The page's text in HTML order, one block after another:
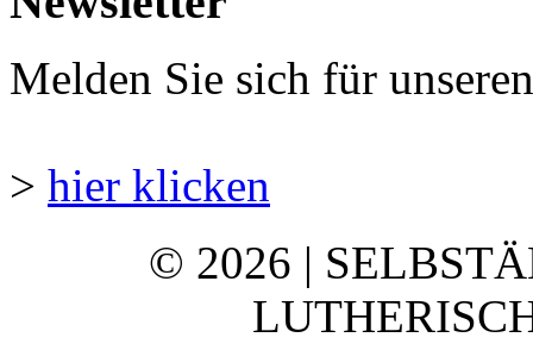
Melden Sie sich für
> hier klicken
© 2026 |